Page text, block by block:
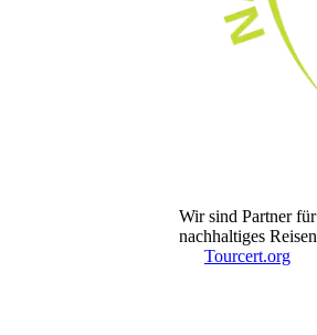
Wir sind Partner für
nachhaltiges Reisen
Tourcert.org